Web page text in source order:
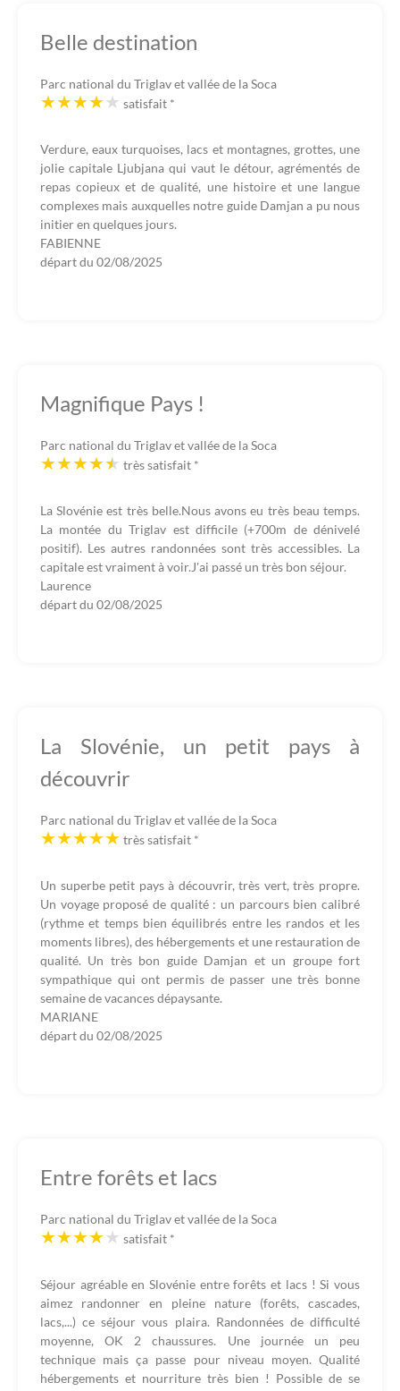
Belle destination
Parc national du Triglav et vallée de la Soca
satisfait *
Verdure, eaux turquoises, lacs et montagnes, grottes, une
jolie capitale Ljubjana qui vaut le détour, agrémentés de
repas copieux et de qualité, une histoire et une langue
complexes mais auxquelles notre guide Damjan a pu nous
initier en quelques jours.
FABIENNE
départ du 02/08/2025
Magnifique Pays !
Parc national du Triglav et vallée de la Soca
très satisfait *
La Slovénie est très belle.Nous avons eu très beau temps.
La montée du Triglav est difficile (+700m de dénivelé
positif). Les autres randonnées sont très accessibles. La
capitale est vraiment à voir.J'ai passé un très bon séjour.
Laurence
départ du 02/08/2025
La Slovénie, un petit pays à
découvrir
Parc national du Triglav et vallée de la Soca
très satisfait *
Un superbe petit pays à découvrir, très vert, très propre.
Un voyage proposé de qualité : un parcours bien calibré
(rythme et temps bien équilibrés entre les randos et les
moments libres), des hébergements et une restauration de
qualité. Un très bon guide Damjan et un groupe fort
sympathique qui ont permis de passer une très bonne
semaine de vacances dépaysante.
MARIANE
départ du 02/08/2025
Entre forêts et lacs
Parc national du Triglav et vallée de la Soca
satisfait *
Séjour agréable en Slovénie entre forêts et lacs ! Si vous
aimez randonner en pleine nature (forêts, cascades,
lacs,...) ce séjour vous plaira. Randonnées de difficulté
moyenne, OK 2 chaussures. Une journée un peu
technique mais ça passe pour niveau moyen. Qualité
hébergements et nourriture très bien ! Possible de se